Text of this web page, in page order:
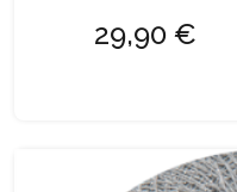
29,90 €